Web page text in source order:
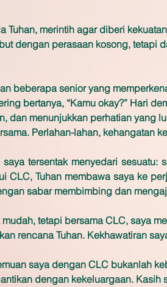
Tuhan, merintih agar diberi
dengan perasaan kosong, tetapi
beberapa senior yang
bertanya, “Kamu okay?” Hari
dan menunjukkan perhatian yang
Perlahan-lahan, kehangatan
tersentak menyedari
CLC, Tuhan membawa saya ke
sabar membimbing dan
tetapi bersama CLC, saya
rencana Tuhan. Kekhawatiran
saya dengan CLC bukanlah
dengan kekeluargaan. Kasih